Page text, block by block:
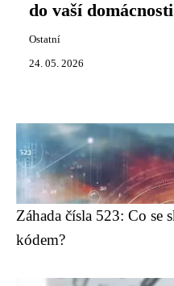
do vaší domácnosti
Ostatní
24. 05. 2026
Záhada čísla 523: Co se
kódem?